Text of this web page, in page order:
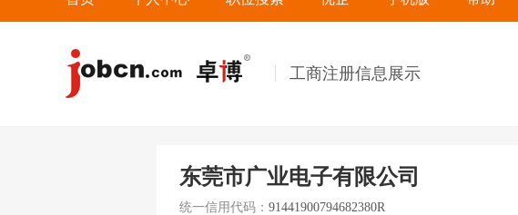
工商注册信息展示
东莞市广业电子有限公司
统一信用代码： 91441900794682380R